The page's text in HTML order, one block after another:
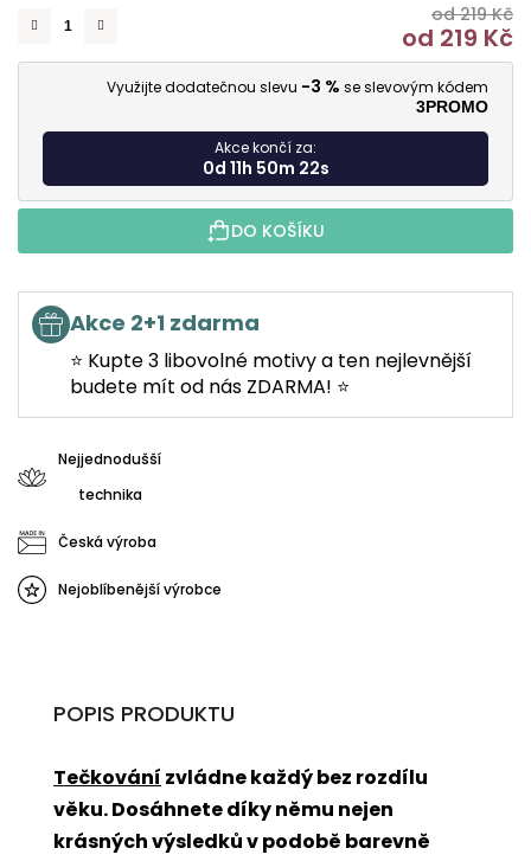
od 219 Kč
od 219 Kč
Využijte dodatečnou slevu -3 % se slevovým kódem
3PROMO
Akce končí za:
0d 11h 50m 22s
DO KOŠÍKU
Akce 2+1 zdarma
⭐ Kupte 3 libovolné motivy a ten nejlevnější
budete mít od nás ZDARMA! ⭐
Nejjednodušší
technika
Česká výroba
Nejoblíbenější výrobce
POPIS PRODUKTU
Tečkování zvládne každý bez rozdílu
věku. Dosáhnete díky němu nejen
krásných výsledků v podobě barevně